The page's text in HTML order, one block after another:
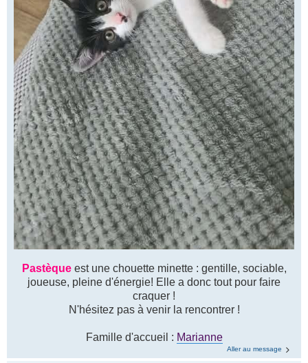
Pastèqueest une chouette minette : gentille, sociable,
joueuse, pleine d'énergie! Elle a donc tout pour faire
craquer !
N'hésitez pas à venir la rencontrer !
Famille d'accueil : Marianne
Aller au message